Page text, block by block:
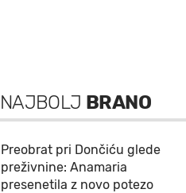
NAJBOLJ BRANO
Preobrat pri Dončiću glede
preživnine: Anamaria
presenetila z novo potezo